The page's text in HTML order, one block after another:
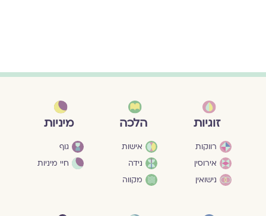
זוגיות
רווקות
אירוסין
נישואין
הלכה
אישות
נידה
מקווה
מיניות
גוף
חיי מיניות